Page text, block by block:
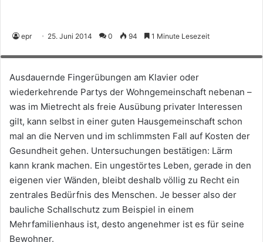
epr 25. Juni 2014 0 94 1 Minute Lesezeit
langlebige, besonders schalldämmende Wand- und Deckenkonstruktionen.
Ausdauernde Fingerübungen am Klavier oder
wiederkehrende Partys der Wohngemeinschaft nebenan –
was im Mietrecht als freie Ausübung privater Interessen
gilt, kann selbst in einer guten Hausgemeinschaft schon
mal an die Nerven und im schlimmsten Fall auf Kosten der
Gesundheit gehen. Untersuchungen bestätigen: Lärm
kann krank machen. Ein ungestörtes Leben, gerade in den
eigenen vier Wänden, bleibt deshalb völlig zu Recht ein
zentrales Bedürfnis des Menschen. Je besser also der
bauliche Schallschutz zum Beispiel in einem
Mehrfamilienhaus ist, desto angenehmer ist es für seine
Bewohner.